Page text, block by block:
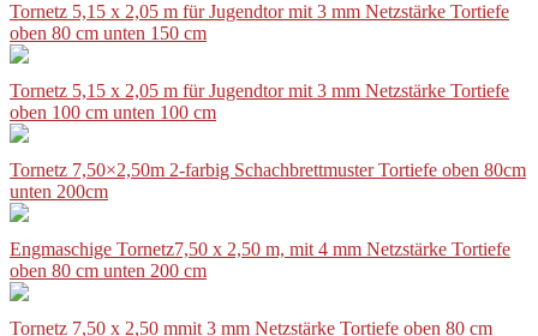
Tornetz 5,15 x 2,05 m für Jugendtor mit 3 mm Netzstärke Tortiefe
oben 80 cm unten 150 cm
Tornetz 5,15 x 2,05 m für Jugendtor mit 3 mm Netzstärke Tortiefe
oben 100 cm unten 100 cm
Tornetz 7,50×2,50m 2-farbig Schachbrettmuster Tortiefe oben 80cm
unten 200cm
Engmaschige Tornetz7,50 x 2,50 m, mit 4 mm Netzstärke Tortiefe
oben 80 cm unten 200 cm
Tornetz 7,50 x 2,50 mmit 3 mm Netzstärke Tortiefe oben 80 cm